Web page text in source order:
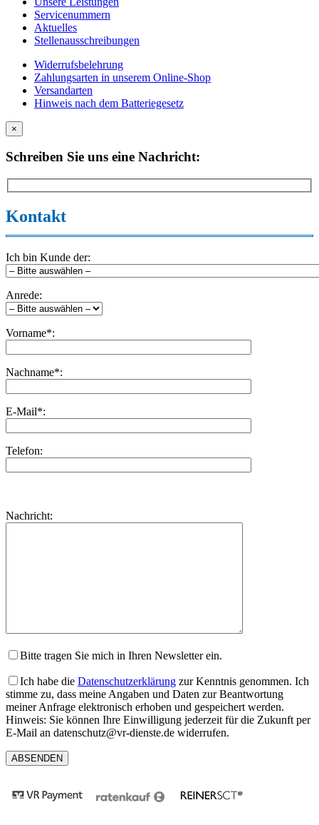
Servicenummern
Aktuelles
Stellenausschreibungen
Widerrufsbelehrung
Zahlungsarten in unserem Online-Shop
Versandarten
Hinweis nach dem Batteriegesetz
×
Schreiben Sie uns eine Nachricht:
Kontakt
Ich bin Kunde der:
Anrede:
Vorname*:
Nachname*:
E-Mail*:
Telefon:
dieses
lasse
Nachricht:
Bitte tragen Sie mich in Ihren Newsletter ein.
Ich habe die Datenschutzerklärung zur Kenntnis genommen. Ich
stimme zu, dass meine Angaben und Daten zur Beantwortung
meiner Anfrage elektronisch erhoben und gespeichert werden.
Hinweis: Sie können Ihre Einwilligung jederzeit für die Zukunft per
E-Mail an datenschutz@vr-dienste.de widerrufen.